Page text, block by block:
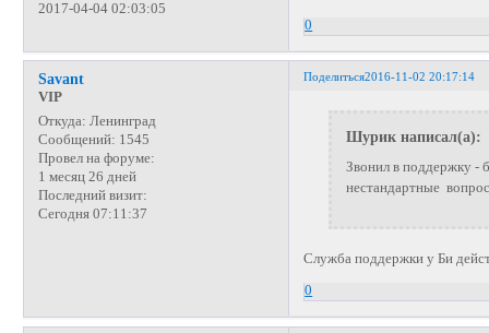
2017-04-04 02:03:05
0
Поделиться2016-11-02 20:17:14
Savant
VIP
Откуда: Ленинград
Сообщений: 1545
Провел на форуме:
1 месяц 26 дней
Последний визит:
Сегодня 07:11:37
Шурик написал(а):
Звонил в поддержку -
нестандартные
Служба поддержки у Би
0